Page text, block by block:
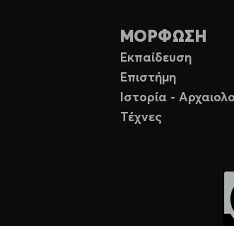
ΜΟΡΦΩΣΗ
Εκπαίδευση
Επιστήμη
Ιστορία -
Τέχνες